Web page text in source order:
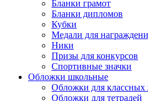
Бланки грамот
Бланки дипломов
Кубки
Медали для
Ники
Призы для конкурсов
Спортивные значки
Обложки школьные
Обложки для классных
Обложки для тетрадей